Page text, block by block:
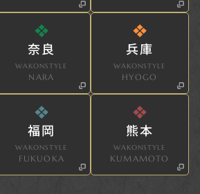
奈良
WAKONSTYLE
NARA
兵庫
WAKONSTYLE
HYOGO
福岡
WAKONSTYLE
FUKUOKA
熊本
WAKONSTYLE
KUMAMOTO